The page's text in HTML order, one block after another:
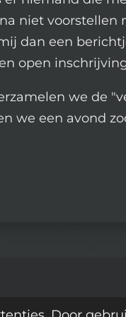
niet voorstellen
dan een
open
we de
we een avond